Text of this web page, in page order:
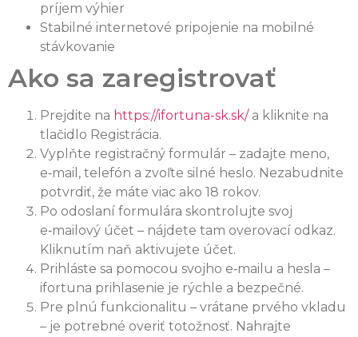
príjem výhier
Stabilné internetové pripojenie na mobilné
stávkovanie
Ako sa zaregistrovať
Prejdite na https://ifortuna-sk.sk/ a kliknite na
tlačidlo Registrácia.
Vyplňte registračný formulár – zadajte meno,
e‑mail, telefón a zvoľte silné heslo. Nezabudnite
potvrdiť, že máte viac ako 18 rokov.
Po odoslaní formulára skontrolujte svoj
e‑mailový účet – nájdete tam overovací odkaz.
Kliknutím naň aktivujete účet.
Prihláste sa pomocou svojho e‑mailu a hesla –
ifortuna prihlasenie je rýchle a bezpečné.
Pre plnú funkcionalitu – vrátane prvého vkladu
– je potrebné overiť totožnosť. Nahrajte